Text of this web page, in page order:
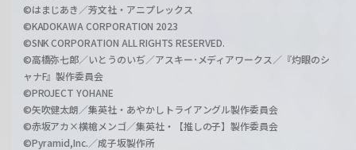
©はまじあき／芳文社・アニプレックス
©KADOKAWA CORPORATION 2023
©SNK CORPORATION ALL RIGHTS RESERVED.
©高橋弥七郎／いとうのいぢ／アスキー･メディアワークス／『灼眼のシ
ャナF』製作委員会
©PROJECT YOHANE
©矢吹健太朗／集英社・あやかしトライアングル製作委員会
©赤坂アカ×横槍メンゴ／集英社・【推しの子】製作委員会
©Pyramid,Inc.／成子坂製作所